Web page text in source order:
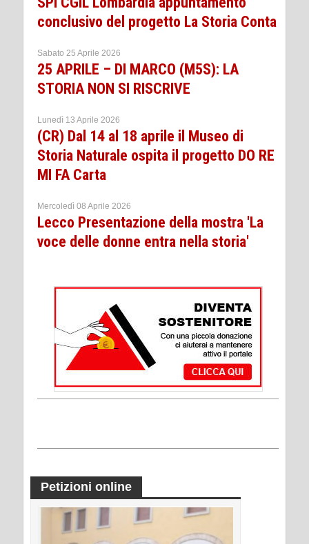
conclusivo del progetto La Storia Conta
Sabato 25 Aprile 2026
25 APRILE – DI MARCO (M5S): LA
STORIA NON SI RISCRIVE
Lunedì 13 Aprile 2026
(CR) Dal 14 al 18 aprile il Museo di
Storia Naturale ospita il progetto DO RE
MI FA Carta
Mercoledì 08 Aprile 2026
Lecco Presentazione della mostra 'La
voce delle donne entra nella storia'
Petizioni online